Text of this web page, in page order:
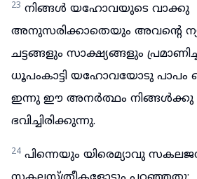
23 നിങ്ങൾ യഹോവയുടെ വാക്കു
അനുസരിക്കാതെയും അവന്റെ
ചട്ടങ്ങളും സാക്ഷ്യങ്ങളും
ധൂപംകാട്ടി യഹോവയോടു
ഇന്നു ഈ അനർത്ഥം നിങ്ങൾക്കു
ഭവിച്ചിരിക്കുന്നു.
24 പിന്നെയും യിരെമ്യാവു